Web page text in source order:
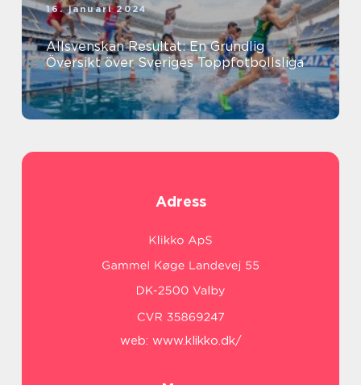
16. januari 2024
Allsvenskan Resultat: En Grundlig
Översikt över Sveriges Toppfotbollsliga
Adress
web: www.klikko.dk/